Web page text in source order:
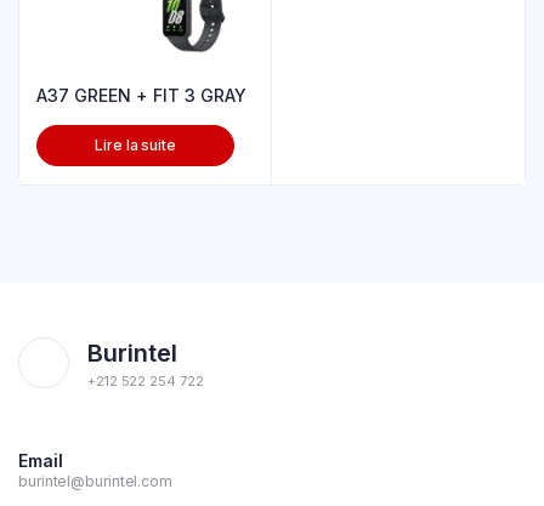
A37 GREEN + FIT 3 GRAY
Lire la suite
Burintel
+212 522 254 722
Email
burintel@burintel.com